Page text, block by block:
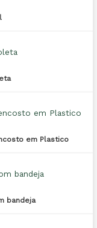
em Plastico
bandeja